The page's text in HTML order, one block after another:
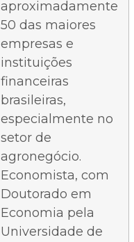
aproximadamente
50 das maiores
empresas e
instituições
financeiras
brasileiras,
especialmente no
setor de
agronegócio.
Economista, com
Doutorado em
Economia pela
Universidade de